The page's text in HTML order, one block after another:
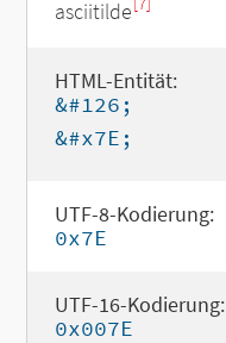
asciitilde[7]
HTML-Entität:
&#126;
&#x7E;
UTF-8-Kodierung:
0x7E
UTF-16-Kodierung:
0x007E